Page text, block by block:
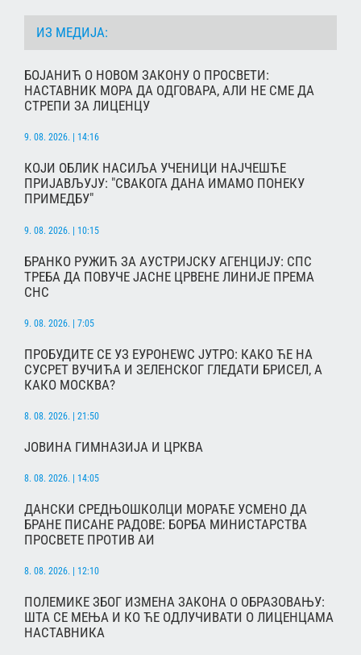
ИЗ МЕДИЈА:
БОЈАНИЋ О НОВОМ ЗАКОНУ О ПРОСВЕТИ:
НАСТАВНИК МОРА ДА ОДГОВАРА, АЛИ НЕ СМЕ ДА
СТРЕПИ ЗА ЛИЦЕНЦУ
9. 08. 2026. | 14:16
КОЈИ ОБЛИК НАСИЉА УЧЕНИЦИ НАЈЧЕШЋЕ
ПРИЈАВЉУЈУ: "СВАКОГА ДАНА ИМАМО ПОНЕКУ
ПРИМЕДБУ"
9. 08. 2026. | 10:15
БРАНКО РУЖИЋ ЗА АУСТРИЈСКУ АГЕНЦИЈУ: СПС
ТРЕБА ДА ПОВУЧЕ ЈАСНЕ ЦРВЕНЕ ЛИНИЈЕ ПРЕМА
СНС
9. 08. 2026. | 7:05
ПРОБУДИТЕ СЕ УЗ ЕУРОНЕWС ЈУТРО: КАКО ЋЕ НА
СУСРЕТ ВУЧИЋА И ЗЕЛЕНСКОГ ГЛЕДАТИ БРИСЕЛ, А
КАКО МОСКВА?
8. 08. 2026. | 21:50
ЈОВИНА ГИМНАЗИЈА И ЦРКВА
8. 08. 2026. | 14:05
ДАНСКИ СРЕДЊОШКОЛЦИ МОРАЋЕ УСМЕНО ДА
БРАНЕ ПИСАНЕ РАДОВЕ: БОРБА МИНИСТАРСТВА
ПРОСВЕТЕ ПРОТИВ АИ
8. 08. 2026. | 12:10
ПОЛЕМИКЕ ЗБОГ ИЗМЕНА ЗАКОНА О ОБРАЗОВАЊУ:
ШТА СЕ МЕЊА И КО ЋЕ ОДЛУЧИВАТИ О ЛИЦЕНЦАМА
НАСТАВНИКА